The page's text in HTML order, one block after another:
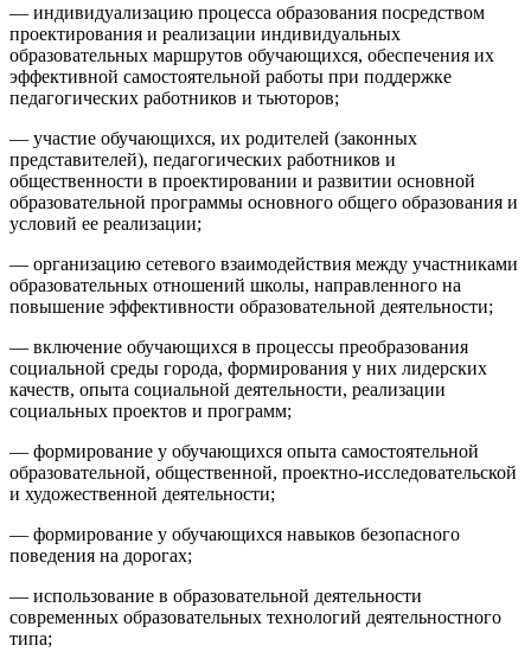
— индивидуализацию процесса образования посредством
проектирования и реализации индивидуальных
образовательных маршрутов обучающихся, обеспечения их
эффективной самостоятельной работы при поддержке
педагогических работников и тьюторов;
— участие обучающихся, их родителей (законных
представителей), педагогических работников и
общественности в проектировании и развитии основной
образовательной программы основного общего образования и
условий ее реализации;
— организацию сетевого взаимодействия между участниками
образовательных отношений школы, направленного на
повышение эффективности образовательной деятельности;
— включение обучающихся в процессы преобразования
социальной среды города, формирования у них лидерских
качеств, опыта социальной деятельности, реализации
социальных проектов и программ;
— формирование у обучающихся опыта самостоятельной
образовательной, общественной, проектно-исследовательской
и художественной деятельности;
— формирование у обучающихся навыков безопасного
поведения на дорогах;
— использование в образовательной деятельности
современных образовательных технологий деятельностного
типа;